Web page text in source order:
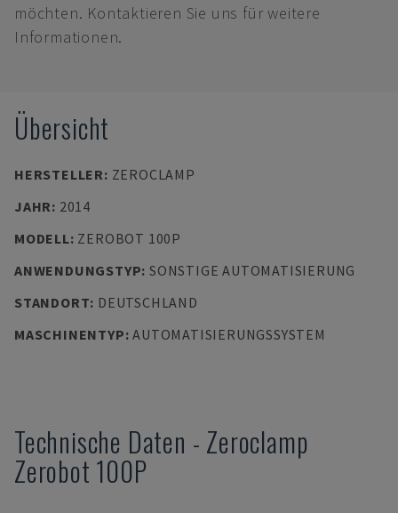
möchten. Kontaktieren Sie uns für weitere
Informationen.
Übersicht
HERSTELLER: ZEROCLAMP
JAHR: 2014
MODELL: ZEROBOT 100P
ANWENDUNGSTYP: SONSTIGE AUTOMATISIERUNG
STANDORT: DEUTSCHLAND
MASCHINENTYP:AUTOMATISIERUNGSSYSTEM
Technische Daten - Zeroclamp
Zerobot 100P